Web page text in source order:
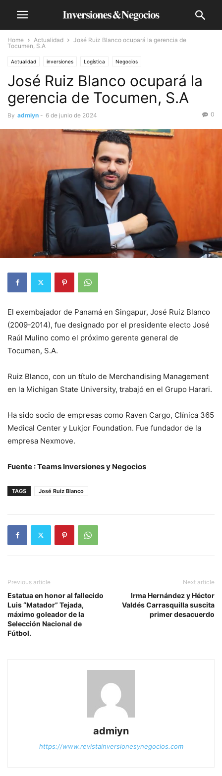
Home Actualidad
José Ruiz Blanco ocupará la gerencia de
Tocumen, S.A
Actualidad inversiones Logística Negocios
José Ruiz Blanco ocupará la
gerencia de Tocumen, S.A
By admiyn - 6 de junio de 2024 0
El exembajador de Panamá en Singapur, José Ruiz Blanco
(2009-2014), fue designado por el presidente electo José
Raúl Mulino como el próximo gerente general de
Tocumen, S.A.
Ruiz Blanco, con un título de Merchandising Management
en la Michigan State University, trabajó en el Grupo Harari.
Ha sido socio de empresas como Raven Cargo, Clínica 365
Medical Center y Lukjor Foundation. Fue fundador de la
empresa Nexmove.
Fuente : Teams Inversiones y Negocios
TAGS José Ruiz Blanco
Previous article
Estatua en honor al fallecido
Luis “Matador” Tejada,
máximo goleador de la
Selección Nacional de
Fútbol.
Next article
Irma Hernández y Héctor
Valdés Carrasquilla suscita
primer desacuerdo
admiyn
https://www.revistainversionesynegocios.com